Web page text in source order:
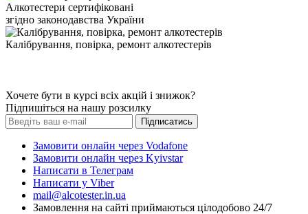
Алкотестери сертифіковані
згідно законодавства України
Калібрування, повірка, ремонт алкотестерів
Хочете бути в курсі всіх акцій і знижок?
Підпишіться на нашу розсилку
Підписатись
Замовити онлайн через Vodafone
Замовити онлайн через Kyivstar
Написати в Телеграм
Написати у Viber
mail@alcotester.in.ua
Замовлення на сайті приймаються цілодобово 24/7